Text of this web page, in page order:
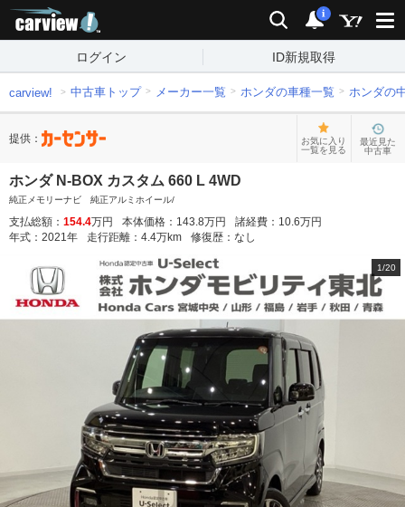
検索 通知
i
ログイン ID新規取得
carview! 中古車トップ メーカー一覧 ホンダの車種一覧 ホンダの
提供：
お気に入り
一覧を見る
最近見た
中古車
ホンダ N-BOX カスタム 660 L 4WD
純正メモリーナビ 純正アルミホイール/
支払総額： 154.4万円 本体価格： 143.8万円 諸経費： 10.6万円
年式： 2021年 走行距離： 4.4万km 修復歴： なし
1/20